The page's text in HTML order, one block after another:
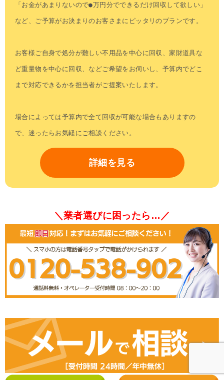
「お金があまりないので●万円分でできるだけ回収して欲しい」
など、ご予算がお決まりのお客さまにピッタリのプランです。
お客様ご自身で処分が難しい不用品を中心に回収、家財道具な
ど重量物を中心に回収、などご希望をお伺いし、予算内でどこ
まで対応できるかを担当者がご提案いたします。
場合によっては予算内で全て回収が可能な場合もありますの
で、迷ったらお気軽にご相談ください。
詳細を見る
＼業者選びに困ったら…／